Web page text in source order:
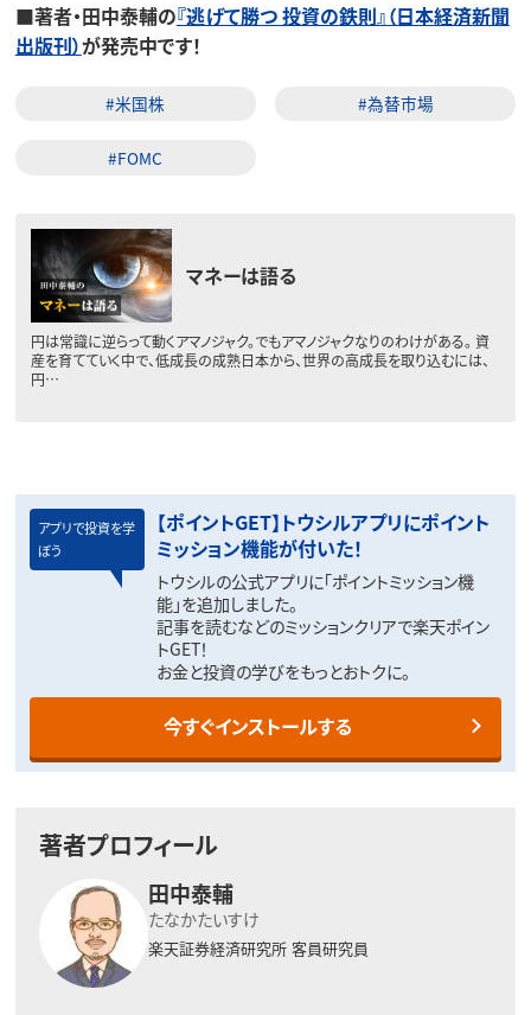
■著者・田中泰輔の『逃げて勝つ 投資の鉄則』（日本経済新聞
出版刊）が発売中です！
#米国株 #為替市場
#FOMC
マネーは語る
円は常識に逆らって動くアマノジャク。でもアマノジャクなりのわけがある。 資
産を育てていく中で、低成長の成熟日本から、世界の高成長を取り込むには、
円…
アプリで投資を学
ぼう
【ポイントGET】トウシルアプリにポイント
ミッション機能が付いた！
トウシルの公式アプリに「ポイントミッション機
能」を追加しました。
記事を読むなどのミッションクリアで楽天ポイン
トGET！
お金と投資の学びをもっとおトクに。
今すぐインストールする
著者プロフィール
田中泰輔
たなかたいすけ
楽天証券経済研究所 客員研究員